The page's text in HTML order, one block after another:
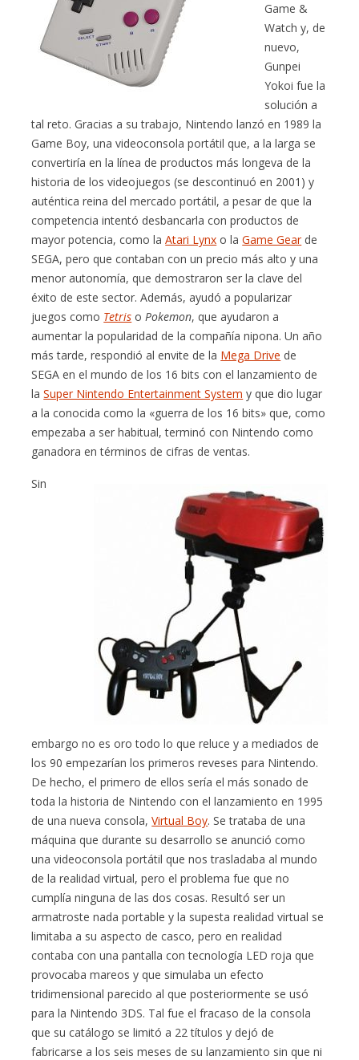
Game &
Watch y, de
nuevo,
Gunpei
Yokoi fue la
solución a
tal reto. Gracias a su trabajo, Nintendo lanzó en 1989 la
Game Boy, una videoconsola portátil que, a la larga se
convertiría en la línea de productos más longeva de la
historia de los videojuegos (se descontinuó en 2001) y
auténtica reina del mercado portátil, a pesar de que la
competencia intentó desbancarla con productos de
mayor potencia, como laAtari Lynx o laGame Gearde
SEGA, pero que contaban con un precio más alto y una
menor autonomía, que demostraron ser la clave del
éxito de este sector. Además, ayudó a popularizar
juegos como Tetris oPokemon, que ayudaron a
aumentar la popularidad de la compañía nipona. Un año
más tarde, respondió al envite de la Mega Drive de
SEGA en el mundo de los 16 bits con el lanzamiento de
laSuper Nintendo Entertainment System y que dio lugar
a la conocida como la «guerra de los 16 bits» que, como
empezaba a ser habitual, terminó con Nintendo como
ganadora en términos de cifras de ventas.
Sin
embargo no es oro todo lo que reluce y a mediados de
los 90 empezarían los primeros reveses para Nintendo.
De hecho, el primero de ellos sería el más sonado de
toda la historia de Nintendo con el lanzamiento en 1995
de una nueva consola,Virtual Boy. Se trataba de una
máquina que durante su desarrollo se anunció como
una videoconsola portátil que nos trasladaba al mundo
de la realidad virtual, pero el problema fue que no
cumplía ninguna de las dos cosas. Resultó ser un
armatroste nada portable y la supesta realidad virtual se
limitaba a su aspecto de casco, pero en realidad
contaba con una pantalla con tecnología LED roja que
provocaba mareos y que simulaba un efecto
tridimensional parecido al que posteriormente se usó
para la Nintendo 3DS. Tal fue el fracaso de la consola
que su catálogo se limitó a 22 títulos y dejó de
fabricarse a los seis meses de su lanzamiento sin que ni